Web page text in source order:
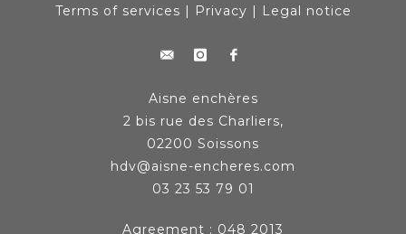
Terms of services Privacy Legal notice
Aisne enchères
2 bis rue des Charliers,
02200 Soissons
hdv@aisne-encheres.com
03 23 53 79 01
Agreement : 048 2013